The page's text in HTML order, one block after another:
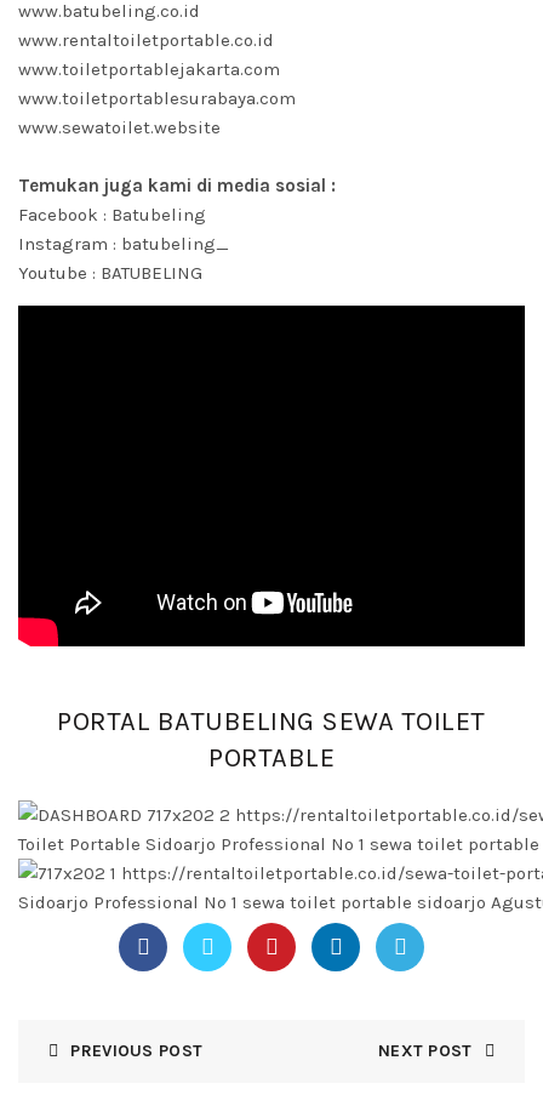
www.batubeling.co.id
www.rentaltoiletportable.co.id
www.toiletportablejakarta.com
www.toiletportablesurabaya.com
www.sewatoilet.website
Temukan juga kami di media sosial :
Facebook : Batubeling
Instagram : batubeling_
Youtube : BATUBELING
PORTAL BATUBELING SEWA TOILET
PORTABLE
PREVIOUS POST NEXT POST